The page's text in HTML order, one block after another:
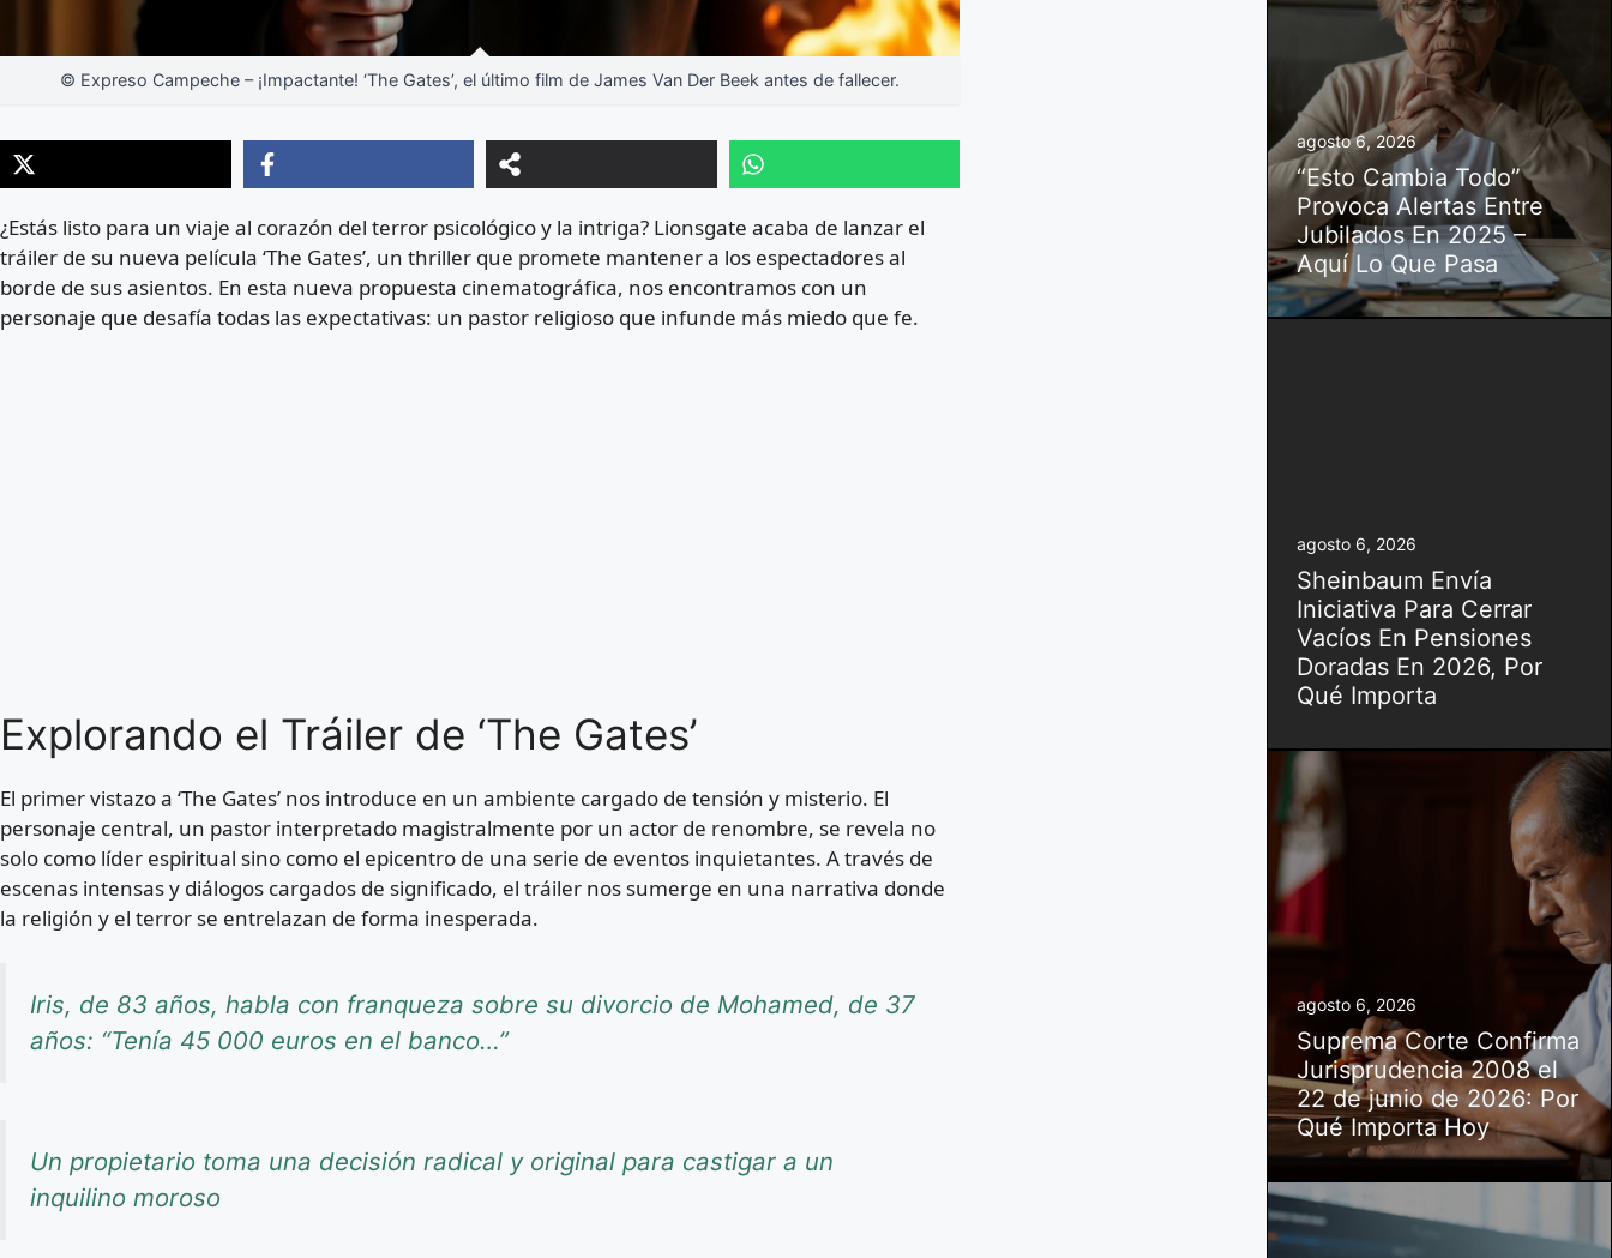
© Expreso Campeche – ¡Impactante! ‘The Gates’, el último film de James Van Der Beek antes de fallecer.
¿Estás listo para un viaje al corazón del terror psicológico y la intriga? Lionsgate acaba de lanzar el
tráiler de su nueva película ‘The Gates’, un thriller que promete mantener a los espectadores al
borde de sus asientos. En esta nueva propuesta cinematográfica, nos encontramos con un
personaje que desafía todas las expectativas: un pastor religioso que infunde más miedo que fe.
Explorando el Tráiler de ‘The Gates’
El primer vistazo a ‘The Gates’ nos introduce en un ambiente cargado de tensión y misterio. El
personaje central, un pastor interpretado magistralmente por un actor de renombre, se revela no
solo como líder espiritual sino como el epicentro de una serie de eventos inquietantes. A través de
escenas intensas y diálogos cargados de significado, el tráiler nos sumerge en una narrativa donde
la religión y el terror se entrelazan de forma inesperada.
Iris, de 83 años, habla con franqueza sobre su divorcio de Mohamed, de 37
años: “Tenía 45 000 euros en el banco…”
Un propietario toma una decisión radical y original para castigar a un
inquilino moroso
agosto 6, 2026
“Esto Cambia Todo”
Provoca Alertas Entre
Jubilados En 2025 –
Aquí Lo Que Pasa
agosto 6, 2026
Sheinbaum Envía
Iniciativa Para Cerrar
Vacíos En Pensiones
Doradas En 2026, Por
Qué Importa
agosto 6, 2026
Suprema Corte Confirma
Jurisprudencia 2008 el
22 de junio de 2026: Por
Qué Importa Hoy